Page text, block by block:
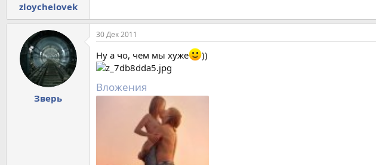
zloychelovek
Зверь
30 Дек 2011
Ну а чо, чем мы хуже ))
Вложения